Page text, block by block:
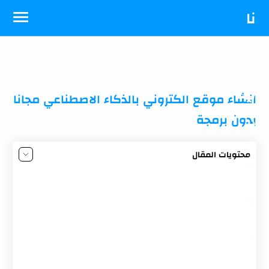
نا
ي
ال
ق
انشاء موقع الكتروني بالذكاء الاصطناعي مجانا
بدون برمجة
محتويات المقال